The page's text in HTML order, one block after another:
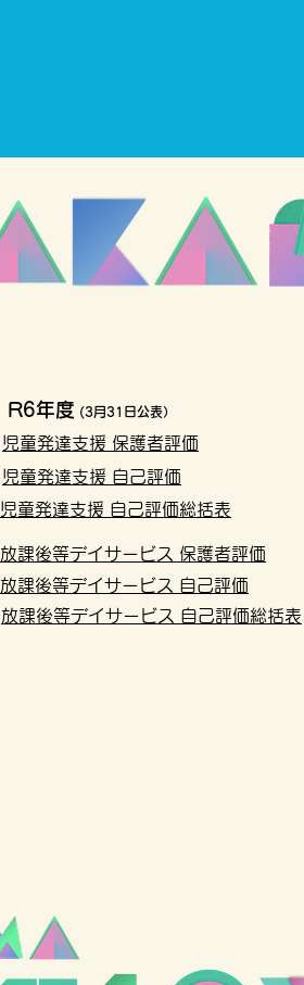
R6年度 (3月31日公表）
児童発達支援 保護者評価
児童発達支援 自己評価
児童発達支援 自己評価総括表
放課後等デイサービス 保護者評価
放課後等デイサービス 自己評価
放課後等デイサービス 自己評価総括表